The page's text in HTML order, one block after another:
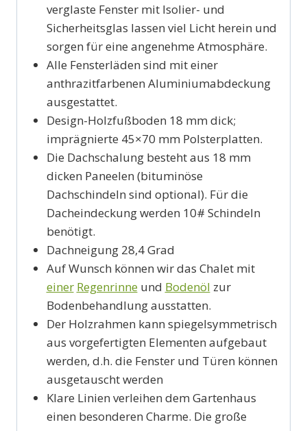
verglaste Fenster mit Isolier- und
Sicherheitsglas lassen viel Licht herein und
sorgen für eine angenehme Atmosphäre.
Alle Fensterläden sind mit einer
anthrazitfarbenen Aluminiumabdeckung
ausgestattet.
Design-Holzfußboden 18 mm dick;
imprägnierte 45×70 mm Polsterplatten.
Die Dachschalung besteht aus 18 mm
dicken Paneelen (bituminöse
Dachschindeln sind optional). Für die
Dacheindeckung werden 10# Schindeln
benötigt.
Dachneigung 28,4 Grad
Auf Wunsch können wir das Chalet mit
einer Regenrinneund Bodenöl zur
Bodenbehandlung ausstatten.
Der Holzrahmen kann spiegelsymmetrisch
aus vorgefertigten Elementen aufgebaut
werden, d.h. die Fenster und Türen können
ausgetauscht werden
Klare Linien verleihen dem Gartenhaus
einen besonderen Charme. Die große